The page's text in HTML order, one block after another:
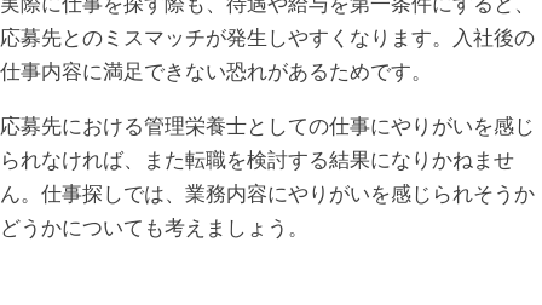
応募先とのミスマッチが発生しやすくなります。入社後の
仕事内容に満足できない恐れがあるためです。
応募先における管理栄養士としての仕事にやりがいを感じ
られなければ、また転職を検討する結果になりかねませ
ん。仕事探しでは、業務内容にやりがいを感じられそうか
どうかについても考えましょう。